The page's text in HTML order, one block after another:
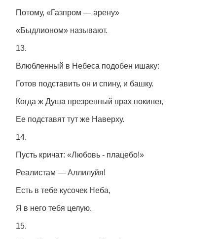
Потому, «Газпром — арену»
«Быдлионом» называют.
13.
Влюбленный в Небеса подобен ишаку:
Готов подставить он и спину, и башку.
Когда ж Душа презренный прах покинет,
Ее подставят тут же Наверху.
14.
Пусть кричат: «Любовь - плацебо!»
Реалистам — Аллилуйя!
Есть в тебе кусочек Неба,
Я в него тебя целую.
15.